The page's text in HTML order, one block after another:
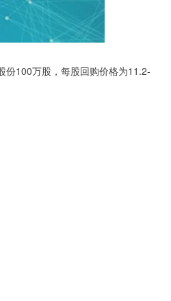
100万股，每股回购价格为11.2-